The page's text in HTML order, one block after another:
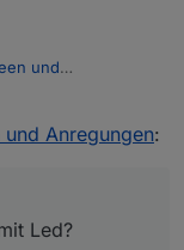
und
vor:
Anregungen:
Led?